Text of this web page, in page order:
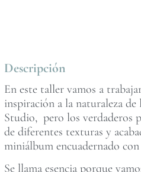
Descripción
En este taller vamos a
inspiración a la naturaleza
Studio, pero los verdaderos
de diferentes texturas y
miniálbum encuadernado
Se llama esencia porque